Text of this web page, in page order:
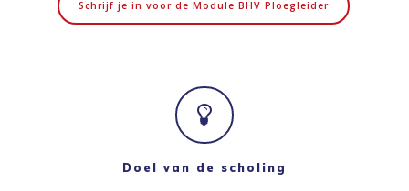
Schrijf je in voor de Module BHV Ploegleider
Doel van de scholing